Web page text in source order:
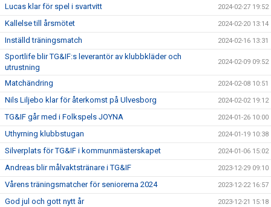
Lucas klar för spel i svartvitt 2024-02-27 19:52
Kallelse till årsmötet 2024-02-20 13:14
Inställd träningsmatch 2024-02-16 13:31
Sportlife blir TG&IF:s leverantör av klubbkläder och
utrustning
2024-02-09 09:52
Matchändring 2024-02-08 10:51
Nils Liljebo klar för återkomst på Ulvesborg 2024-02-02 19:12
TG&IF går med i Folkspels JOYNA 2024-01-26 10:00
Uthyrning klubbstugan 2024-01-19 10:38
Silverplats för TG&IF i kommunmästerskapet 2024-01-06 15:02
Andreas blir målvaktstränare i TG&IF 2023-12-29 09:10
Vårens träningsmatcher för seniorerna 2024 2023-12-22 16:57
God jul och gott nytt år 2023-12-21 15:18